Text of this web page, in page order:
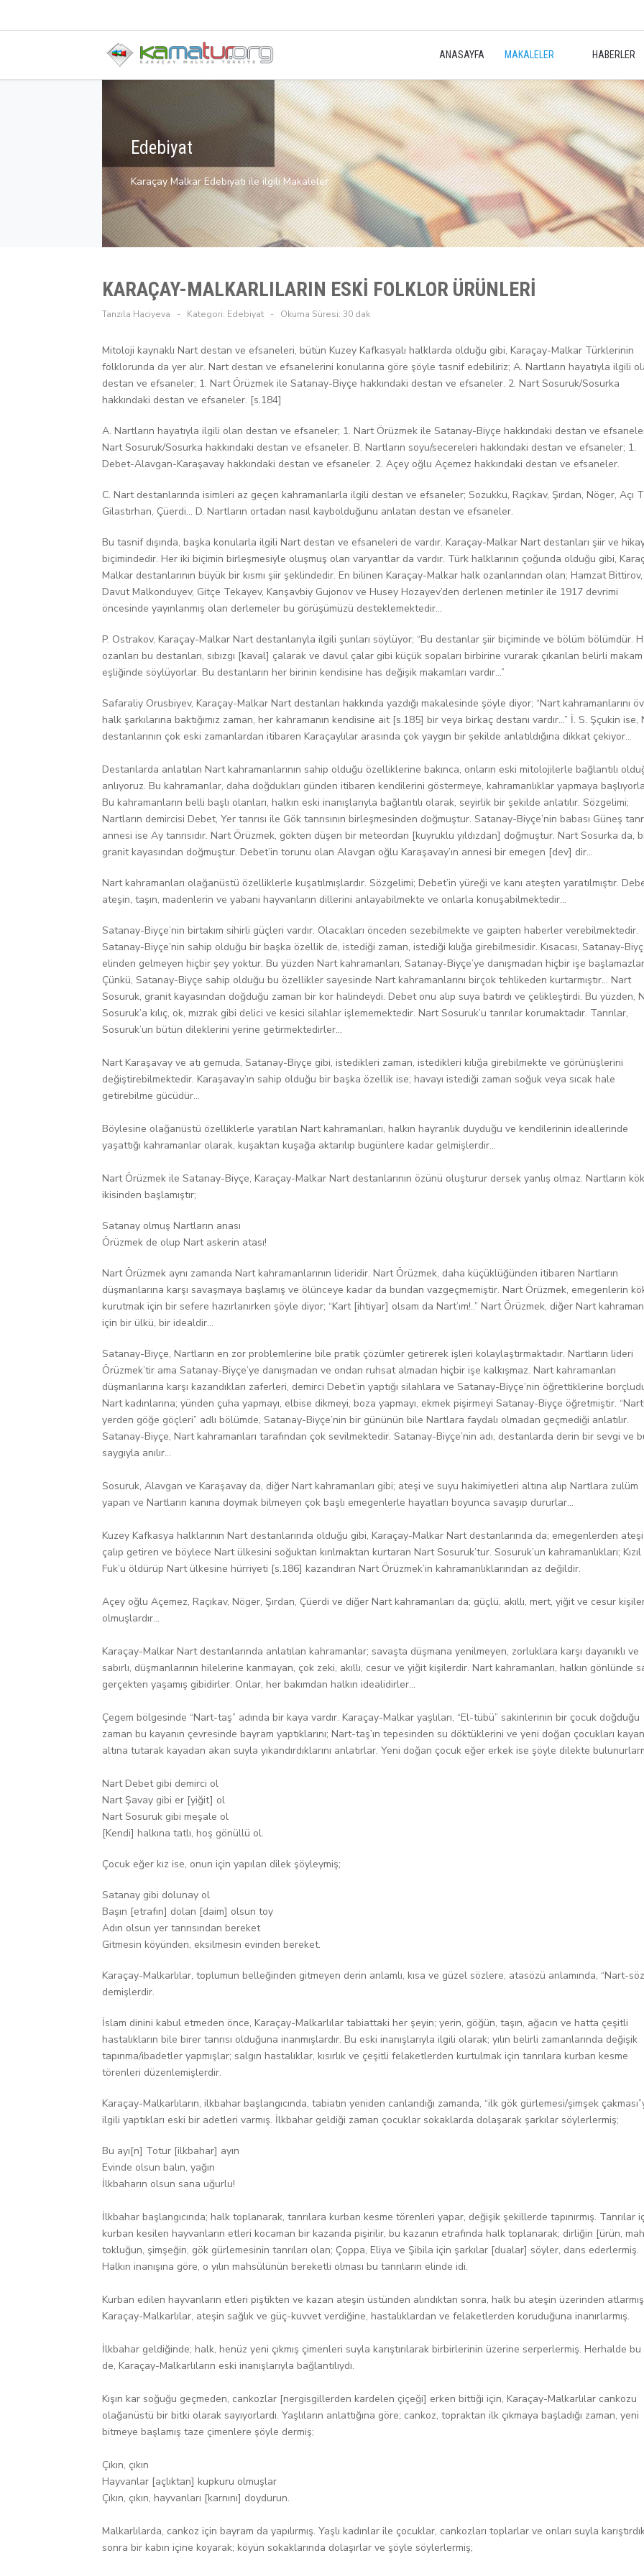
ANASAYFA MAKALELER HABERLER
Edebiyat
Karaçay Malkar Edebiyatı ile ilgili Makaleler
KARAÇAY-MALKARLILARIN ESKİ FOLKLOR ÜRÜNLERİ
Tanzila Haciyeva Kategori: Edebiyat Okuma Süresi: 30 dak
Mitoloji kaynaklı Nart destan ve efsaneleri, bütün Kuzey Kafkasyalı halklarda olduğu gibi, Karaçay-Malkar Türklerinin
folklorunda da yer alır. Nart destan ve efsanelerini konularına göre şöyle tasnif edebiliriz; A. Nartların hayatıyla ilgili
destan ve efsaneler; 1. Nart Örüzmek ile Satanay-Biyçe hakkındaki destan ve efsaneler. 2. Nart Sosuruk/Sosurka
hakkındaki destan ve efsaneler. [s.184]
A. Nartların hayatıyla ilgili olan destan ve efsaneler; 1. Nart Örüzmek ile Satanay-Biyçe hakkındaki destan ve
Nart Sosuruk/Sosurka hakkındaki destan ve efsaneler. B. Nartların soyu/secereleri hakkındaki destan ve efsaneler; 1.
Debet-Alavgan-Karaşavay hakkındaki destan ve efsaneler. 2. Açey oğlu Açemez hakkındaki destan ve efsaneler.
C. Nart destanlarında isimleri az geçen kahramanlarla ilgili destan ve efsaneler; Sozukku, Raçıkav, Şırdan, Nöger, Açı
Gilastırhan, Çüerdi... D. Nartların ortadan nasıl kaybolduğunu anlatan destan ve efsaneler.
Bu tasnif dışında, başka konularla ilgili Nart destan ve efsaneleri de vardır. Karaçay-Malkar Nart destanları şiir ve
biçimindedir. Her iki biçimin birleşmesiyle oluşmuş olan varyantlar da vardır. Türk halklarının çoğunda olduğu gibi,
Malkar destanlarının büyük bir kısmı şiir şeklindedir. En bilinen Karaçay-Malkar halk ozanlarından olan; Hamzat Bittirov,
Davut Malkonduyev, Gitçe Tekayev, Kanşavbiy Gujonov ve Husey Hozayev’den derlenen metinler ile 1917 devrimi
öncesinde yayınlanmış olan derlemeler bu görüşümüzü desteklemektedir...
P. Ostrakov, Karaçay-Malkar Nart destanlarıyla ilgili şunları söylüyor; “Bu destanlar şiir biçiminde ve bölüm bölümdür.
ozanları bu destanları, sıbızgı [kaval] çalarak ve davul çalar gibi küçük sopaları birbirine vurarak çıkarılan belirli makam
eşliğinde söylüyorlar. Bu destanların her birinin kendisine has değişik makamları vardır...”
Safaraliy Orusbiyev, Karaçay-Malkar Nart destanları hakkında yazdığı makalesinde şöyle diyor; “Nart kahramanlarını
halk şarkılarına baktığımız zaman, her kahramanın kendisine ait [s.185] bir veya birkaç destanı vardır...” İ. S. Şçukin ise,
destanlarının çok eski zamanlardan itibaren Karaçaylılar arasında çok yaygın bir şekilde anlatıldığına dikkat çekiyor...
Destanlarda anlatılan Nart kahramanlarının sahip olduğu özelliklerine bakınca, onların eski mitolojilerle bağlantılı
anlıyoruz. Bu kahramanlar, daha doğdukları günden itibaren kendilerini göstermeye, kahramanlıklar yapmaya
Bu kahramanların belli başlı olanları, halkın eski inanışlarıyla bağlantılı olarak, seyirlik bir şekilde anlatılır. Sözgelimi;
Nartların demircisi Debet, Yer tanrısı ile Gök tanrısının birleşmesinden doğmuştur. Satanay-Biyçe’nin babası Güneş
annesi ise Ay tanrısıdır. Nart Örüzmek, gökten düşen bir meteordan [kuyruklu yıldızdan] doğmuştur. Nart Sosurka da,
granit kayasından doğmuştur. Debet’in torunu olan Alavgan oğlu Karaşavay’ın annesi bir emegen [dev] dir...
Nart kahramanları olağanüstü özelliklerle kuşatılmışlardır. Sözgelimi; Debet’in yüreği ve kanı ateşten yaratılmıştır.
ateşin, taşın, madenlerin ve yabani hayvanların dillerini anlayabilmekte ve onlarla konuşabilmektedir...
Satanay-Biyçe’nin birtakım sihirli güçleri vardır. Olacakları önceden sezebilmekte ve gaipten haberler verebilmektedir.
Satanay-Biyçe’nin sahip olduğu bir başka özellik de, istediği zaman, istediği kılığa girebilmesidir. Kısacası, Satanay-
elinden gelmeyen hiçbir şey yoktur. Bu yüzden Nart kahramanları, Satanay-Biyçe’ye danışmadan hiçbir işe
Çünkü, Satanay-Biyçe sahip olduğu bu özellikler sayesinde Nart kahramanlarını birçok tehlikeden kurtarmıştır... Nart
Sosuruk, granit kayasından doğduğu zaman bir kor halindeydi. Debet onu alıp suya batırdı ve çelikleştirdi. Bu yüzden,
Sosuruk’a kılıç, ok, mızrak gibi delici ve kesici silahlar işlememektedir. Nart Sosuruk’u tanrılar korumaktadır. Tanrılar,
Sosuruk’un bütün dileklerini yerine getirmektedirler...
Nart Karaşavay ve atı gemuda, Satanay-Biyçe gibi, istedikleri zaman, istedikleri kılığa girebilmekte ve görünüşlerini
değiştirebilmektedir. Karaşavay’ın sahip olduğu bir başka özellik ise; havayı istediği zaman soğuk veya sıcak hale
getirebilme gücüdür...
Böylesine olağanüstü özelliklerle yaratılan Nart kahramanları, halkın hayranlık duyduğu ve kendilerinin ideallerinde
yaşattığı kahramanlar olarak, kuşaktan kuşağa aktarılıp bugünlere kadar gelmişlerdir...
Nart Örüzmek ile Satanay-Biyçe, Karaçay-Malkar Nart destanlarının özünü oluşturur dersek yanlış olmaz. Nartların
ikisinden başlamıştır;
Satanay olmuş Nartların anası
Örüzmek de olup Nart askerin atası!
Nart Örüzmek aynı zamanda Nart kahramanlarının lideridir. Nart Örüzmek, daha küçüklüğünden itibaren Nartların
düşmanlarına karşı savaşmaya başlamış ve ölünceye kadar da bundan vazgeçmemiştir. Nart Örüzmek, emegenlerin
kurutmak için bir sefere hazırlanırken şöyle diyor; “Kart [ihtiyar] olsam da Nart’ım!..” Nart Örüzmek, diğer Nart
için bir ülkü, bir idealdir...
Satanay-Biyçe, Nartların en zor problemlerine bile pratik çözümler getirerek işleri kolaylaştırmaktadır. Nartların lideri
Örüzmek’tir ama Satanay-Biyçe’ye danışmadan ve ondan ruhsat almadan hiçbir işe kalkışmaz. Nart kahramanları
düşmanlarına karşı kazandıkları zaferleri, demirci Debet’in yaptığı silahlara ve Satanay-Biyçe’nin öğrettiklerine
Nart kadınlarına; yünden çuha yapmayı, elbise dikmeyi, boza yapmayı, ekmek pişirmeyi Satanay-Biyçe öğretmiştir.
yerden göğe göçleri” adlı bölümde, Satanay-Biyçe’nin bir gününün bile Nartlara faydalı olmadan geçmediği anlatılır.
Satanay-Biyçe, Nart kahramanları tarafından çok sevilmektedir. Satanay-Biyçe’nin adı, destanlarda derin bir sevgi ve
saygıyla anılır...
Sosuruk, Alavgan ve Karaşavay da, diğer Nart kahramanları gibi; ateşi ve suyu hakimiyetleri altına alıp Nartlara zulüm
yapan ve Nartların kanına doymak bilmeyen çok başlı emegenlerle hayatları boyunca savaşıp dururlar...
Kuzey Kafkasya halklarının Nart destanlarında olduğu gibi, Karaçay-Malkar Nart destanlarında da; emegenlerden ateşi
çalıp getiren ve böylece Nart ülkesini soğuktan kırılmaktan kurtaran Nart Sosuruk’tur. Sosuruk’un kahramanlıkları; Kızıl
Fuk’u öldürüp Nart ülkesine hürriyeti [s.186] kazandıran Nart Örüzmek’in kahramanlıklarından az değildir.
Açey oğlu Açemez, Raçıkav, Nöger, Şırdan, Çüerdi ve diğer Nart kahramanları da; güçlü, akıllı, mert, yiğit ve cesur
olmuşlardır...
Karaçay-Malkar Nart destanlarında anlatılan kahramanlar; savaşta düşmana yenilmeyen, zorluklara karşı dayanıklı ve
sabırlı, düşmanlarının hilelerine kanmayan, çok zeki, akıllı, cesur ve yiğit kişilerdir. Nart kahramanları, halkın gönlünde
gerçekten yaşamış gibidirler. Onlar, her bakımdan halkın idealidirler...
Çegem bölgesinde “Nart-taş” adında bir kaya vardır. Karaçay-Malkar yaşlıları, “El-tübü” sakinlerinin bir çocuk doğduğu
zaman bu kayanın çevresinde bayram yaptıklarını; Nart-taş’ın tepesinden su döktüklerini ve yeni doğan çocukları
altına tutarak kayadan akan suyla yıkandırdıklarını anlatırlar. Yeni doğan çocuk eğer erkek ise şöyle dilekte
Nart Debet gibi demirci ol
Nart Şavay gibi er [yiğit] ol
Nart Sosuruk gibi meşale ol
[Kendi] halkına tatlı, hoş gönüllü ol.
Çocuk eğer kız ise, onun için yapılan dilek şöyleymiş;
Satanay gibi dolunay ol
Başın [etrafın] dolan [daim] olsun toy
Adın olsun yer tanrısından bereket
Gitmesin köyünden, eksilmesin evinden bereket.
Karaçay-Malkarlılar, toplumun belleğinden gitmeyen derin anlamlı, kısa ve güzel sözlere, atasözü anlamında, “Nart-
demişlerdir.
İslam dinini kabul etmeden önce, Karaçay-Malkarlılar tabiattaki her şeyin; yerin, göğün, taşın, ağacın ve hatta çeşitli
hastalıkların bile birer tanrısı olduğuna inanmışlardır. Bu eski inanışlarıyla ilgili olarak; yılın belirli zamanlarında değişik
tapınma/ibadetler yapmışlar; salgın hastalıklar, kısırlık ve çeşitli felaketlerden kurtulmak için tanrılara kurban kesme
törenleri düzenlemişlerdir.
Karaçay-Malkarlıların, ilkbahar başlangıcında, tabiatın yeniden canlandığı zamanda, “ilk gök gürlemesi/şimşek
ilgili yaptıkları eski bir adetleri varmış. İlkbahar geldiği zaman çocuklar sokaklarda dolaşarak şarkılar söylerlermiş;
Bu ayı[n] Totur [ilkbahar] ayın
Evinde olsun balın, yağın
İlkbaharın olsun sana uğurlu!
İlkbahar başlangıcında; halk toplanarak, tanrılara kurban kesme törenleri yapar, değişik şekillerde tapınırmış. Tanrılar
kurban kesilen hayvanların etleri kocaman bir kazanda pişirilir, bu kazanın etrafında halk toplanarak; dirliğin [ürün,
tokluğun, şimşeğin, gök gürlemesinin tanrıları olan; Çoppa, Eliya ve Şibila için şarkılar [dualar] söyler, dans ederlermiş.
Halkın inanışına göre, o yılın mahsülünün bereketli olması bu tanrıların elinde idi.
Kurban edilen hayvanların etleri piştikten ve kazan ateşin üstünden alındıktan sonra, halk bu ateşin üzerinden
Karaçay-Malkarlılar, ateşin sağlık ve güç-kuvvet verdiğine, hastalıklardan ve felaketlerden koruduğuna inanırlarmış.
İlkbahar geldiğinde; halk, henüz yeni çıkmış çimenleri suyla karıştırılarak birbirlerinin üzerine serperlermiş. Herhalde
de, Karaçay-Malkarlıların eski inanışlarıyla bağlantılıydı.
Kışın kar soğuğu geçmeden, cankozlar [nergisgillerden kardelen çiçeği] erken bittiği için, Karaçay-Malkarlılar cankozu
olağanüstü bir bitki olarak sayıyorlardı. Yaşlıların anlattığına göre; cankoz, topraktan ilk çıkmaya başladığı zaman, yeni
bitmeye başlamış taze çimenlere şöyle dermiş;
Çıkın, çıkın
Hayvanlar [açlıktan] kupkuru olmuşlar
Çıkın, çıkın, hayvanları [karnını] doydurun.
Malkarlılarda, cankoz için bayram da yapılırmış. Yaşlı kadınlar ile çocuklar, cankozları toplarlar ve onları suyla
sonra bir kabın içine koyarak; köyün sokaklarında dolaşırlar ve şöyle söylerlermiş;